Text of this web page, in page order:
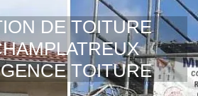
DE TOITURE
TOITURE